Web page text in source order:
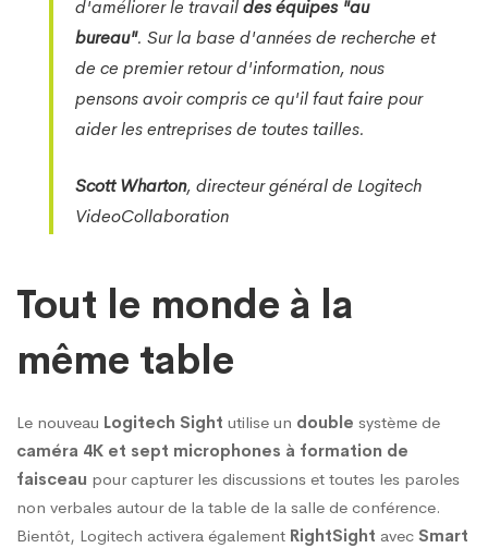
d'améliorer le travaildes équipes "au
bureau". Sur la base d'années de recherche et
de ce premier retour d'information, nous
pensons avoir compris ce qu'il faut faire pour
aider les entreprises de toutes tailles.
Scott Wharton, directeur général de Logitech
VideoCollaboration
Tout le monde à la
même table
Le nouveau Logitech Sight utilise un double système de
caméra 4K et sept microphones à formation de
faisceau pour capturer les discussions et toutes les paroles
non verbales autour de la table de la salle de conférence.
Bientôt, Logitech activera également RightSight avec Smart